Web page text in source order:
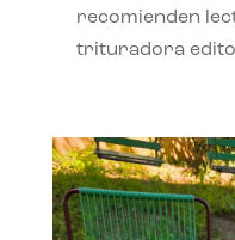
recomienden
trituradora